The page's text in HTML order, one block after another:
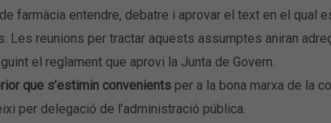
farmàcia entendre, debatre i aprovar el text en el qual
reunions per tractar aquests assumptes aniran
el reglament que aprovi la Junta de Govern.
que s’estimin convenientsper a la bona marxa de la
per delegació de l’administració pública.